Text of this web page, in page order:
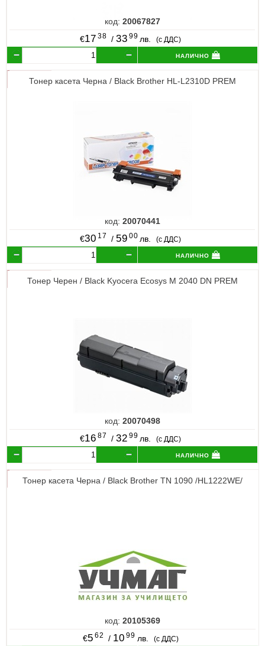
код: 20067827
€17 38 / 33 99 лв. (с ДДС)
налично
Тонер касета Черна / Black Brother HL-L2310D PREM
код: 20070441
€30 17 / 59 00 лв. (с ДДС)
налично
Тонер Черен / Black Kyocera Ecosys M 2040 DN PREM
код: 20070498
€16 87 / 32 99 лв. (с ДДС)
налично
Тонер касета Черна / Black Brother TN 1090 /HL1222WE/
код: 20105369
€5 62 / 10 99 лв. (с ДДС)